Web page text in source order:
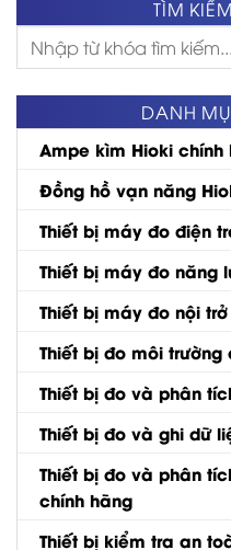
TÌM
Tìm
kiếm:
DANH
Ampe kìm Hioki chính
Đồng hồ vạn năng
Thiết bị máy đo điện
Thiết bị máy đo năng
Thiết bị máy đo nội
Thiết bị đo môi trường
Thiết bị đo và phân
Thiết bị đo và ghi dữ
Thiết bị đo và phân
chính hãng
Thiết bị kiểm tra an